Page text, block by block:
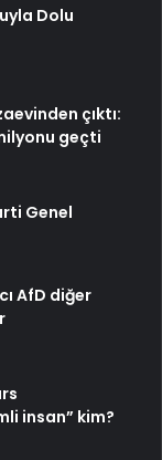
Dolu
çıktı:
geçti
Genel
AfD diğer
insan” kim?